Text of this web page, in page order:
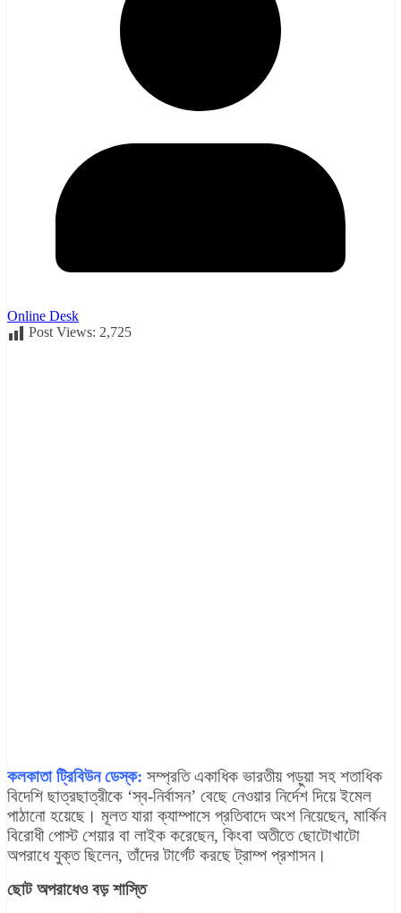
Online Desk
Post Views: 2,725
কলকাতা ট্রিবিউন ডেস্ক: সম্প্রতি একাধিক ভারতীয় পড়ুয়া সহ শতাধিক
বিদেশি ছাত্রছাত্রীকে ‘স্ব-নির্বাসন’ বেছে নেওয়ার নির্দেশ দিয়ে ইমেল
পাঠানো হয়েছে। মূলত যারা ক্যাম্পাসে প্রতিবাদে অংশ নিয়েছেন, মার্কিন
বিরোধী পোস্ট শেয়ার বা লাইক করেছেন, কিংবা অতীতে ছোটোখাটো
অপরাধে যুক্ত ছিলেন, তাঁদের টার্গেট করছে ট্রাম্প প্রশাসন।
ছোট অপরাধেও বড় শাস্তি